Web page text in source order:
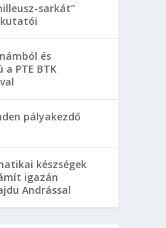
sarkát”
kutatói
és
PTE BTK
pályakezdő
készségek
igazán
Andrással